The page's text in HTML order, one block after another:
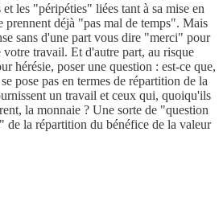
les "péripéties" liées tant à sa mise en
prennent déjà "pas mal de temps". Mais
sans d'une part vous dire "merci" pour
travail. Et d'autre part, au risque
hérésie, poser une question : est-ce que,
pose pas en termes de répartition de la
un travail et ceux qui, quoiqu'ils
la monnaie ? Une sorte de "question
de la répartition du bénéfice de la valeur